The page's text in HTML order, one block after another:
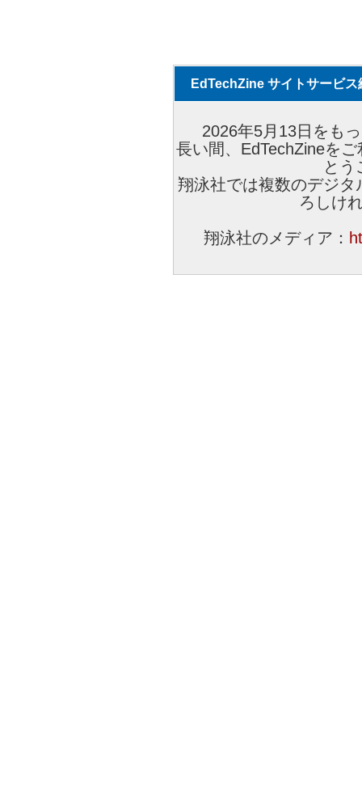
EdTechZine サイトサービス
2026年5月13日をも
長い間、EdTechZineを
とう
翔泳社では複数のデジ
ろしけ
翔泳社のメディア：